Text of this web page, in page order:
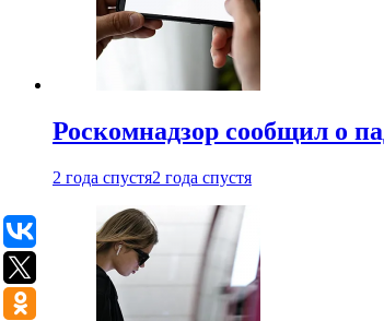
Роскомнадзор сообщил о
2 года спустя2 года спустя